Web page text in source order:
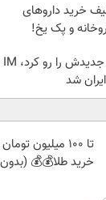
خرید داروهای
و پک یخ!
نیکاموتور برگ برنده جدیدش را رو کرد، IM
تا 100 میلیون
خرید طلا💰💰